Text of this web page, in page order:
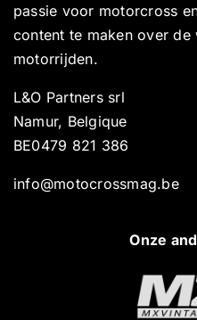
passie voor motorcross
content te maken over
motorrijden.
L&O Partners srl
Namur, Belgique
BE0479 821 386
info@motocrossmag.be
Onze